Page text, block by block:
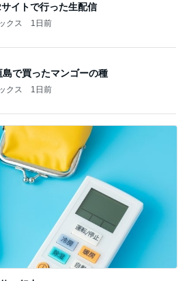
イトで行った生配信
クス 1日前
島で買ったマンゴーの種
クス 1日前